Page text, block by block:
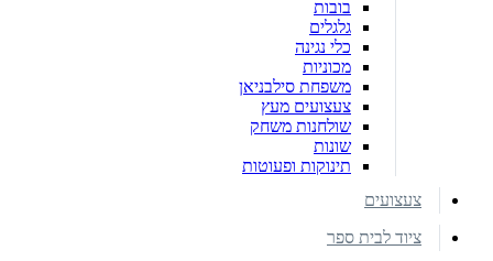
בובות
גלגלים
כלי נגינה
מכוניות
משפחת סילבניאן
צעצועים מעץ
שולחנות משחק
שונות
תינוקות ופעוטות
צעצועים
ציוד לבית ספר